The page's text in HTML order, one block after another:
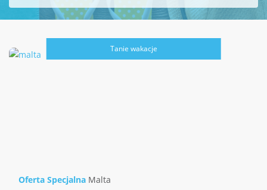
Tanie wakacje
Oferta Specjalna Malta